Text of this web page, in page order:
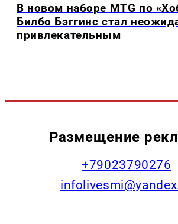
В новом наборе MTG по
Билбо Бэггинс стал
привлекательным
Размещение
+79023790276